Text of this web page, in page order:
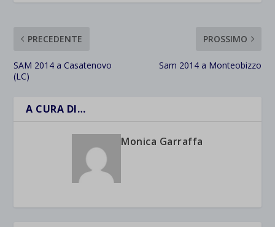
PRECEDENTE
SAM 2014 a Casatenovo
(LC)
PROSSIMO
Sam 2014 a Monteobizzo
A CURA DI…
Monica Garraffa